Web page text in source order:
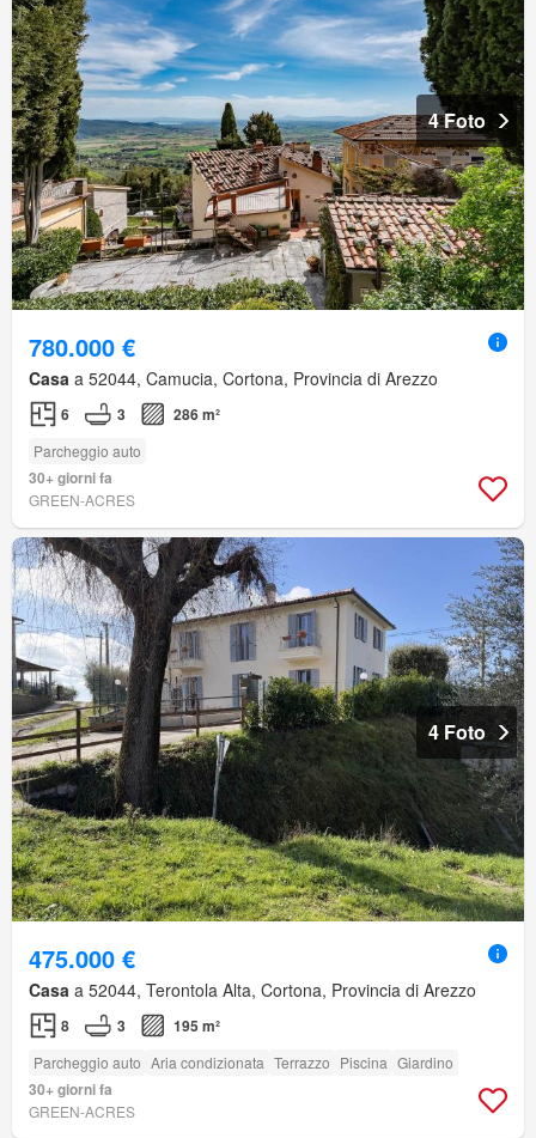
4 Foto
780.000 €
Casa a 52044, Camucia, Cortona, Provincia di Arezzo
6 3 286 m²
Parcheggio auto
30+ giorni fa
GREEN-ACRES
4 Foto
475.000 €
Casa a 52044, Terontola Alta, Cortona, Provincia di Arezzo
8 3 195 m²
Parcheggio auto Aria condizionata Terrazzo Piscina Giardino
30+ giorni fa
GREEN-ACRES